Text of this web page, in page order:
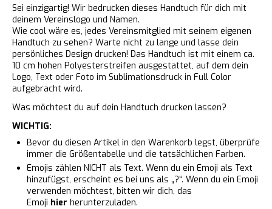
Sei einzigartig! Wir bedrucken dieses Handtuch für dich mit
deinem Vereinslogo und Namen.
Wie cool wäre es, jedes Vereinsmitglied mit seinem eigenen
Handtuch zu sehen? Warte nicht zu lange und lasse dein
persönliches Design drucken! Das Handtuch ist mit einem ca.
10 cm hohen Polyesterstreifen ausgestattet, auf dem dein
Logo, Text oder Foto im Sublimationsdruck in Full Color
aufgebracht wird.
Was möchtest du auf dein Handtuch drucken lassen?
WICHTIG:
Bevor du diesen Artikel in den Warenkorb legst, überprüfe
immer die Größentabelle und die tatsächlichen Farben.
Emojis zählen NICHT als Text. Wenn du ein Emoji als Text
hinzufügst, erscheint es bei uns als „?“. Wenn du ein Emoji
verwenden möchtest, bitten wir dich, das
Emoji hier herunterzuladen.